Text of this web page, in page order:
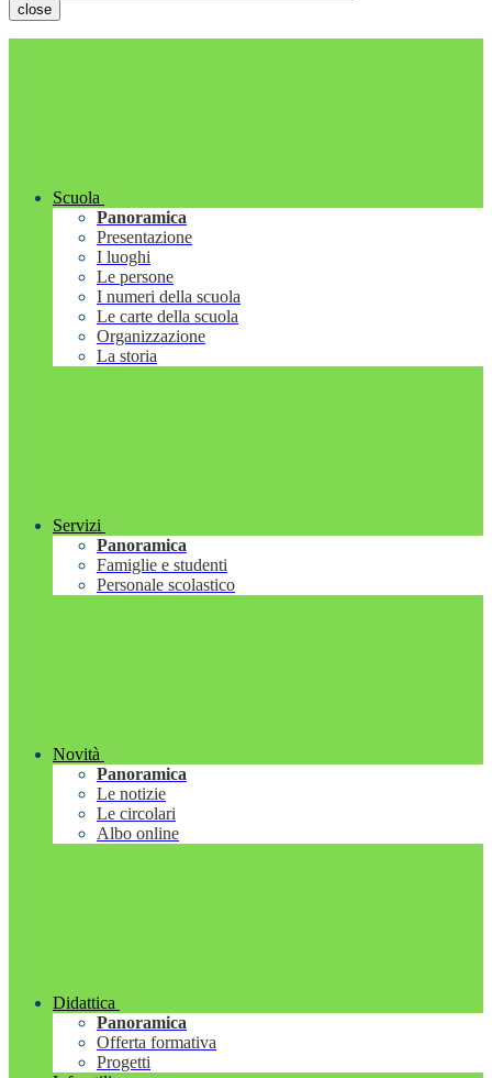
close
Scuola
Panoramica
Presentazione
I luoghi
Le persone
I numeri della scuola
Le carte della scuola
Organizzazione
La storia
Servizi
Panoramica
Famiglie e studenti
Personale scolastico
Novità
Panoramica
Le notizie
Le circolari
Albo online
Didattica
Panoramica
Offerta formativa
Progetti